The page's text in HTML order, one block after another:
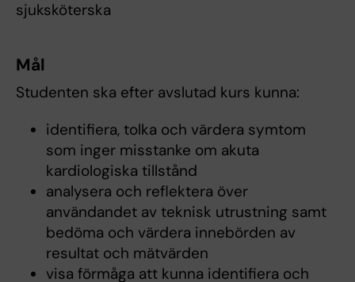
sjuksköterska
Mål
Studenten ska efter avslutad kurs kunna:
identifiera, tolka och värdera symtom
som inger misstanke om akuta
kardiologiska tillstånd
analysera och reflektera över
användandet av teknisk utrustning samt
bedöma och värdera innebörden av
resultat och mätvärden
visa förmåga att kunna identifiera och